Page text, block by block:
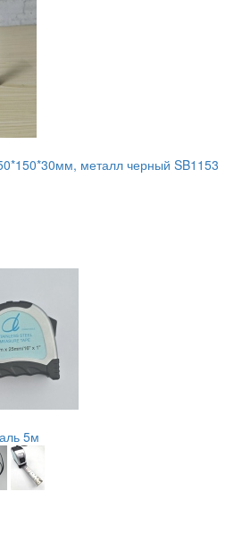
металл черный SB1153
5м